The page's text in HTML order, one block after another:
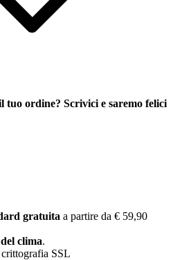
tuo ordine? Scrivici e saremo felici
gratuita a partire da € 59,90
clima.
SSL